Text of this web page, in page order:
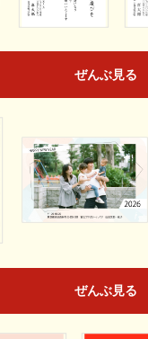
ぜんぶ見る
ぜんぶ見る